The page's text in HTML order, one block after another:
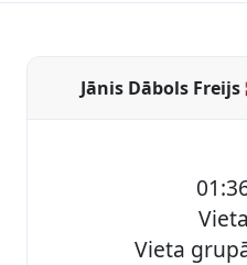
Jānis Dābols Freijs
Vieta